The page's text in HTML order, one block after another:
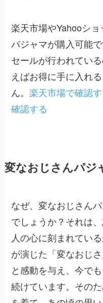
楽天市場やYahooシ
パジャマが購入可能
セールが行われてい
えばお得に手に入れ
ん。楽天市場で確認
確認する
変なおじさんパジ
なぜ、変なおじさん
でしょうか？それは
人の心に刻まれてい
が演じた「変なおじ
と感動を与え、今で
続けています。その